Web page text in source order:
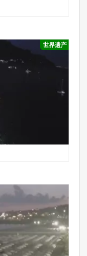
世界遗产